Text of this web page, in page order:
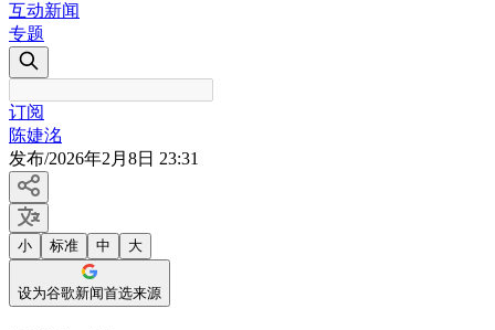
互动新闻
专题
订阅
陈婕洺
发布/2026年2月8日 23:31
小 标准 中 大
设为谷歌新闻首选来源